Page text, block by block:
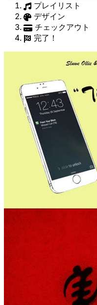
プレイリスト
デザイン
チェックアウト
完了！